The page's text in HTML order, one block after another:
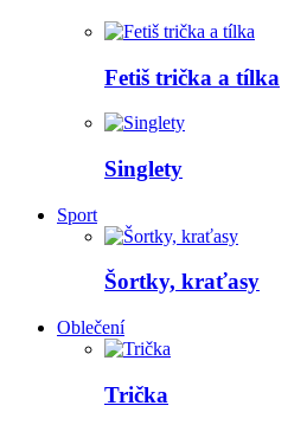
Fetiš trička a tílka
Singlety
Sport
Šortky, kraťasy
Oblečení
Trička